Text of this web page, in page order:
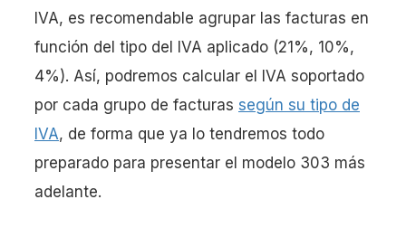
IVA, es recomendable agrupar las facturas en
función del tipo del IVA aplicado (21%, 10%,
4%). Así, podremos calcular el IVA soportado
por cada grupo de facturas según su tipo de
IVA, de forma que ya lo tendremos todo
preparado para presentar el modelo 303 más
adelante.